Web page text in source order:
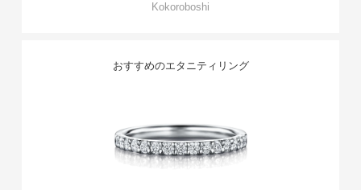
Kokoroboshi
おすすめのエタニティリング